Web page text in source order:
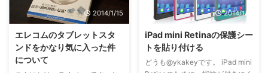
です。扇情的な赤色のスタイラス
ペンを選びました。ちなみにiPad
mini Retinaのスマートカバーも
赤色です。白に赤って映える気が
するのですよ(・´ω`・) ▼この先
端の透明なのが「ディスク」と呼
カバーを装着しています。 ～開
封～ ▼ PRODUCT RED ハードケ
もつけていない状態でスマートカ
バーつけました。iPad側でマグネ
ットをしっかり吸い寄せてくれま
2014/1/15
エレコムのタブレットスタ
ンドをかなり気に入った件
について
2014/1/11
iPad mini Retinaの保護シー
トを貼り付ける
どうも@ykakeyです。 iPad mini